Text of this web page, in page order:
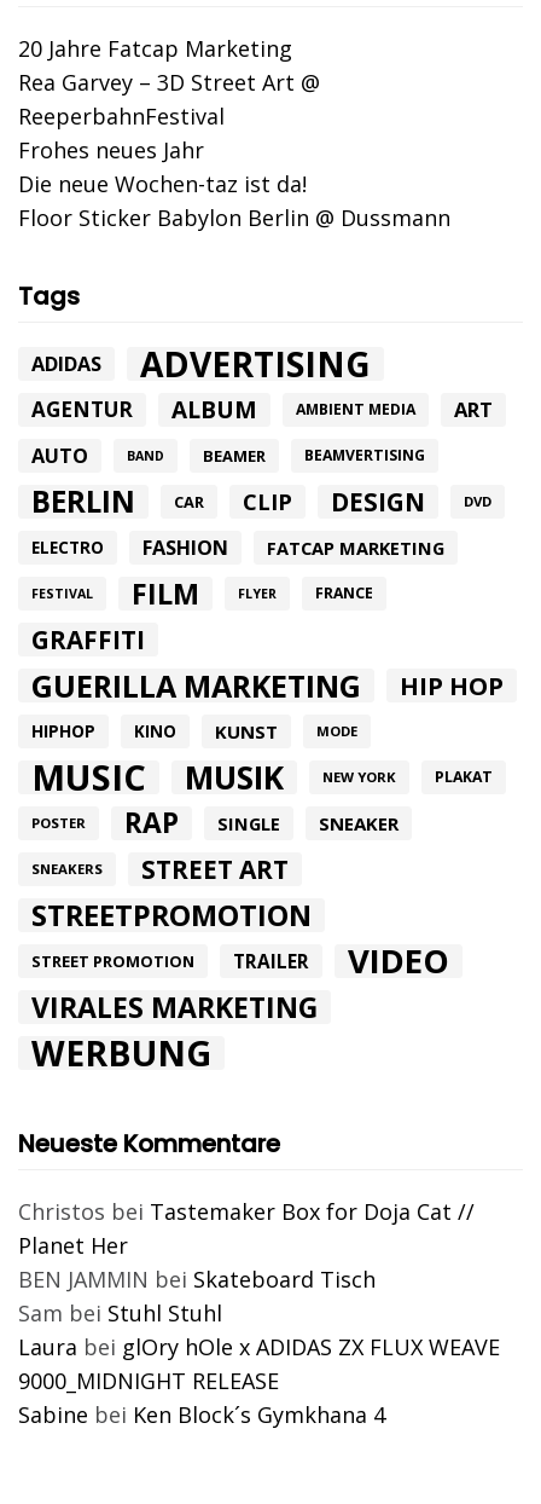
20 Jahre Fatcap Marketing
Rea Garvey – 3D Street Art @
ReeperbahnFestival
Frohes neues Jahr
Die neue Wochen-taz ist da!
Floor Sticker Babylon Berlin @ Dussmann
Tags
ADIDAS ADVERTISING
AGENTUR ALBUM AMBIENT MEDIA ART
AUTO BAND BEAMER BEAMVERTISING
BERLIN CAR CLIP DESIGN DVD
ELECTRO FASHION FATCAP MARKETING
FESTIVAL FILM FLYER FRANCE
GRAFFITI
GUERILLA MARKETING HIP HOP
HIPHOP KINO KUNST MODE
MUSIC MUSIK NEW YORK PLAKAT
POSTER RAP SINGLE SNEAKER
SNEAKERS STREET ART
STREETPROMOTION
STREET PROMOTION TRAILER VIDEO
VIRALES MARKETING
WERBUNG
Neueste Kommentare
Christos bei Tastemaker Box for Doja Cat //
Planet Her
BEN JAMMIN bei Skateboard Tisch
Sam bei Stuhl Stuhl
Laura bei glOry hOle x ADIDAS ZX FLUX WEAVE
9000_MIDNIGHT RELEASE
Sabine bei Ken Block´s Gymkhana 4